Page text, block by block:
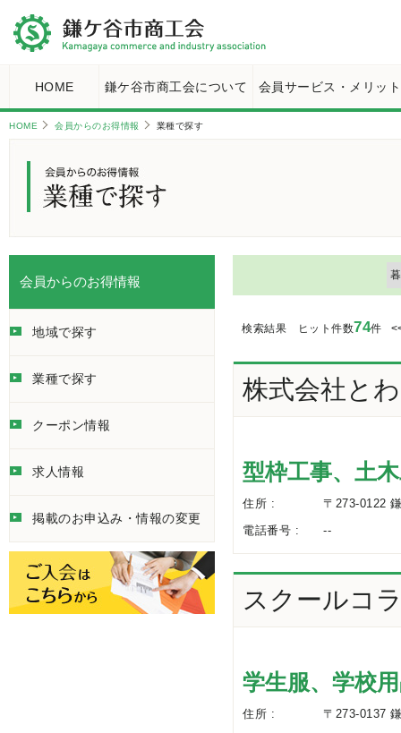
HOME 鎌ケ谷市商工会について 会員サービス・メリット
HOME 会員からのお得情報 業種で探す
会員からのお得情報
地域で探す
業種で探す
クーポン情報
求人情報
掲載のお申込み・情報の変更
検索結果 ヒット件数74件
株式会社とわ
型枠工事、土
住所 :
〒273-0122
電話番号 :
--
スクールコ
学生服、学校
住所 :
〒273-0137